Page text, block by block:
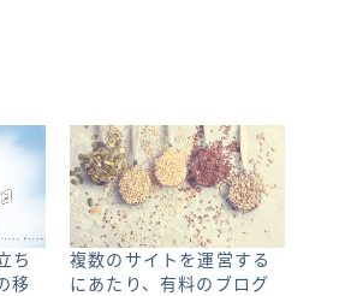
ち
移
複数のサイトを運営する
にあたり、有料のブログ